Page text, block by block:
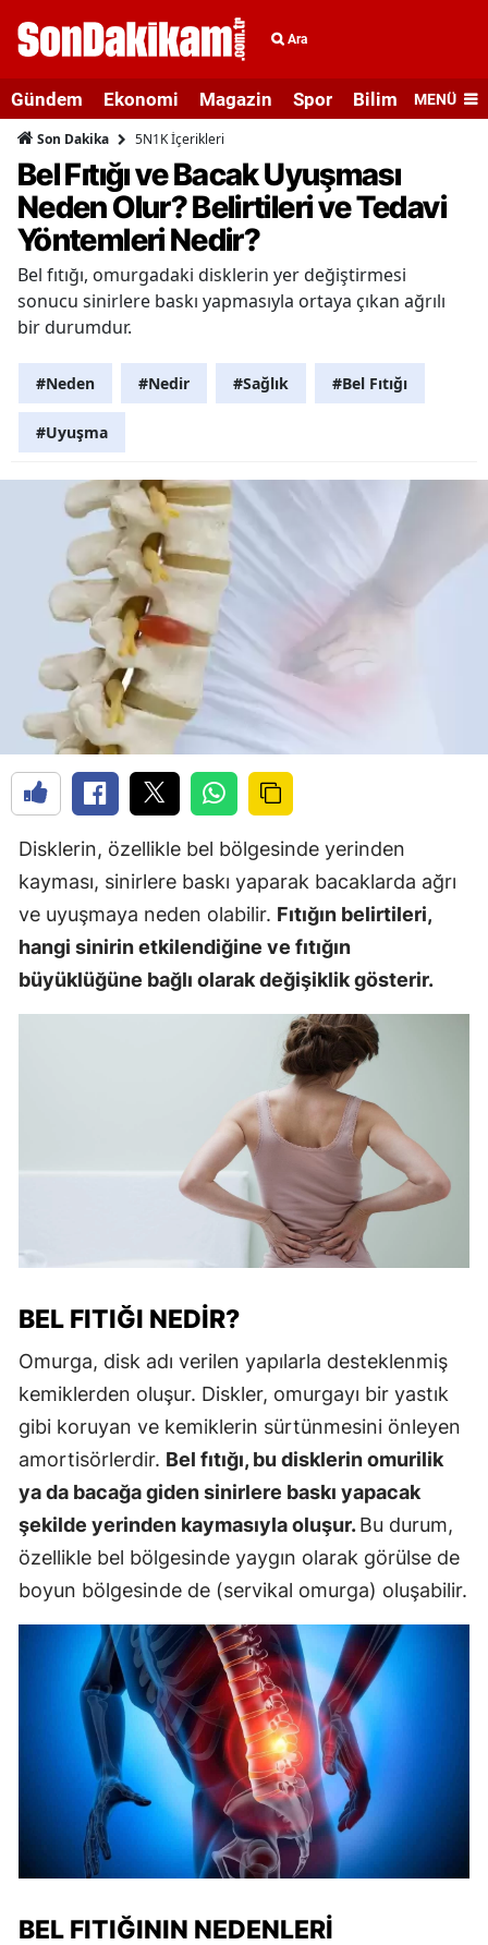
Ara
Gündem Ekonomi Magazin Spor Bilim veMENÜ
Son Dakika 5N1K İçerikleri
Bel Fıtığı ve Bacak Uyuşması
Neden Olur? Belirtileri ve Tedavi
Yöntemleri Nedir?
Bel fıtığı, omurgadaki disklerin yer değiştirmesi
sonucu sinirlere baskı yapmasıyla ortaya çıkan ağrılı
bir durumdur.
#Neden #Nedir #Sağlık #Bel Fıtığı
#Uyuşma
Disklerin, özellikle bel bölgesinde yerinden
kayması, sinirlere baskı yaparak bacaklarda ağrı
ve uyuşmaya neden olabilir. Fıtığın belirtileri,
hangi sinirin etkilendiğine ve fıtığın
büyüklüğüne bağlı olarak değişiklik gösterir.
BEL FITIĞI NEDIR?
Omurga, disk adı verilen yapılarla desteklenmiş
kemiklerden oluşur. Diskler, omurgayı bir yastık
gibi koruyan ve kemiklerin sürtünmesini önleyen
amortisörlerdir. Bel fıtığı, bu disklerin omurilik
ya da bacağa giden sinirlere baskı yapacak
şekilde yerinden kaymasıyla oluşur.Bu durum,
özellikle bel bölgesinde yaygın olarak görülse de
boyun bölgesinde de (servikal omurga) oluşabilir.
BEL FITIĞININ NEDENLERI